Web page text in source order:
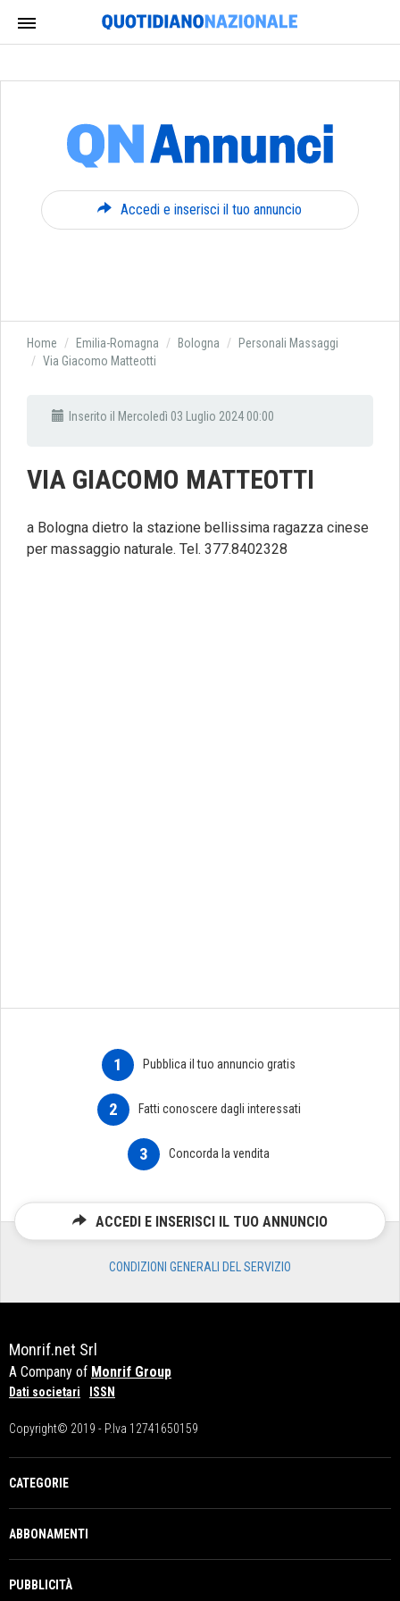
Accedi e inserisci il tuo annuncio
Home Emilia-Romagna Bologna
Personali Massaggi
Via Giacomo Matteotti
Inserito il Mercoledì 03 Luglio 2024 00:00
VIA GIACOMO MATTEOTTI
a Bologna dietro la stazione bellissima ragazza cinese
per massaggio naturale. Tel. 377.8402328
1 Pubblica il tuo annuncio gratis
2 Fatti conoscere dagli interessati
3 Concorda la vendita
ACCEDI E INSERISCI IL TUO ANNUNCIO
CONDIZIONI GENERALI DEL SERVIZIO
Monrif.net Srl
A Company of Monrif Group
Dati societari ISSN
Copyright© 2019 - P.Iva 12741650159
CATEGORIE
ABBONAMENTI
PUBBLICITÀ